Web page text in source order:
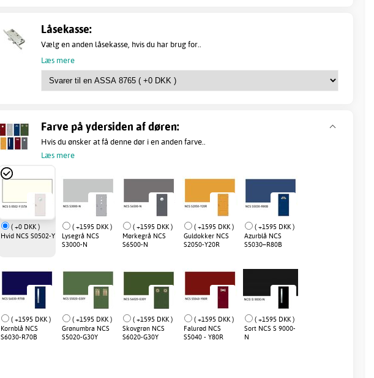
Låsekasse:
Vælg en anden låsekasse, hvis du har brug for..
Læs mere
Farve på ydersiden af døren:
Hvis du ønsker at få denne dør i en anden farve..
Læs mere
( +0 DKK )
Hvid NCS S0502-Y
( +1595 DKK )
Lysegrå NCS
S3000-N
( +1595 DKK )
Mørkegrå NCS
S6500-N
( +1595 DKK )
Guldokker NCS
S2050-Y20R
( +1595 DKK )
Azurblå NCS
S5030–R80B
( +1595 DKK )
Kornblå NCS
S6030-R70B
( +1595 DKK )
Grønumbra NCS
S5020-G30Y
( +1595 DKK )
Skovgrøn NCS
S6020-G30Y
( +1595 DKK )
Falurød NCS
S5040 - Y80R
( +1595 DKK )
Sort NCS S 9000-
N